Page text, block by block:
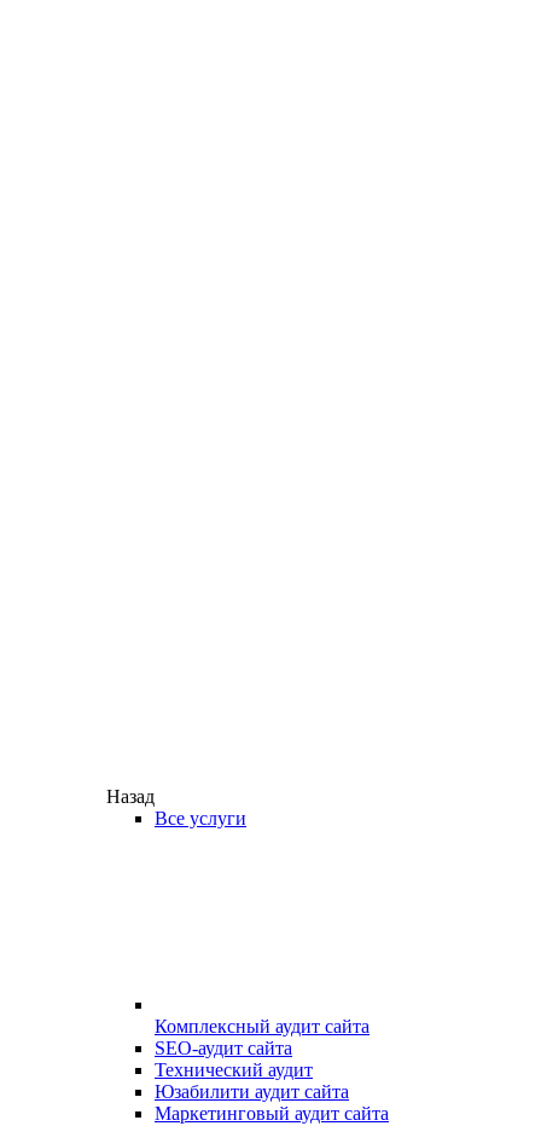
Назад
Все услуги
Комплексный аудит сайта
SEO-аудит сайта
Технический аудит
Юзабилити аудит сайта
Маркетинговый аудит сайта